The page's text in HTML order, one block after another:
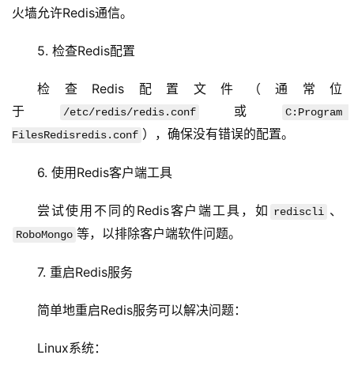
机
程
务
火墙允许Redis通信。
5. 检查Redis配置
检查Redis配置文件（通常位
于
/etc/redis/redis.conf 或
C:Program
FilesRedisredis.conf ），确保没有错误的配置。
6. 使用Redis客户端工具
尝试使用不同的Redis客户端工具，如 rediscli 、
RoboMongo 等，以排除客户端软件问题。
7. 重启Redis服务
简单地重启Redis服务可以解决问题：
Linux系统：